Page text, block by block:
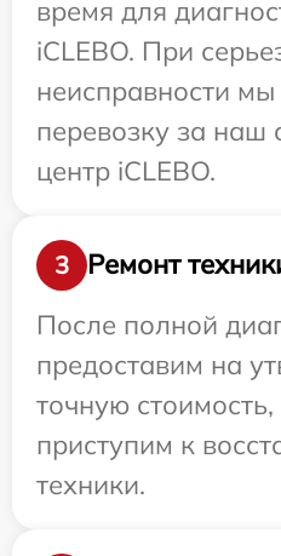
время для
iCLEBO. При
неисправности
перевозку за наш
центр iCLEBO.
3
Ремонт
После полной
предоставим на
точную
приступим к
техники.